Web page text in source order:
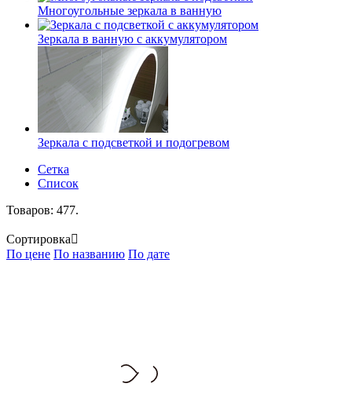
Многоугольные зеркала в ванную
Зеркала в ванную с аккумулятором
Зеркала с подсветкой и подогревом
Сетка
Список
Товаров: 477.
Сортировка
По цене По названию По дате